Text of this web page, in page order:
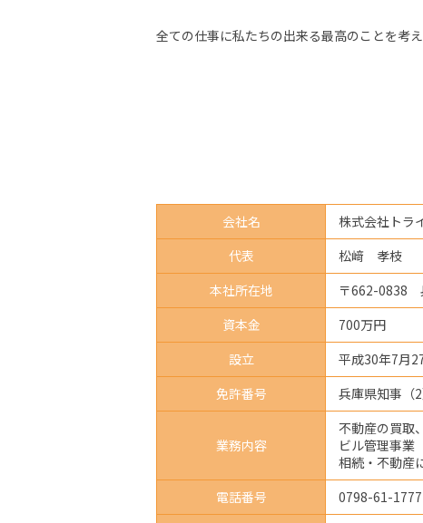
全ての仕事に私たちの出来る最高のことを考
会社名
株式会社トラ
代表
松﨑 孝枝
本社所在地
〒662-0838
資本金
700万円
設立
平成30年7月
免許番号
兵庫県知事（
業務内容
不動産の買取
ビル管理事業
相続・不動産
電話番号
0798-61-1777